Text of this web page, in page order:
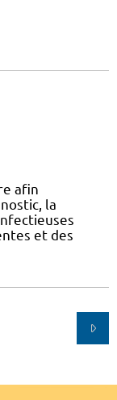
afin
la
et des